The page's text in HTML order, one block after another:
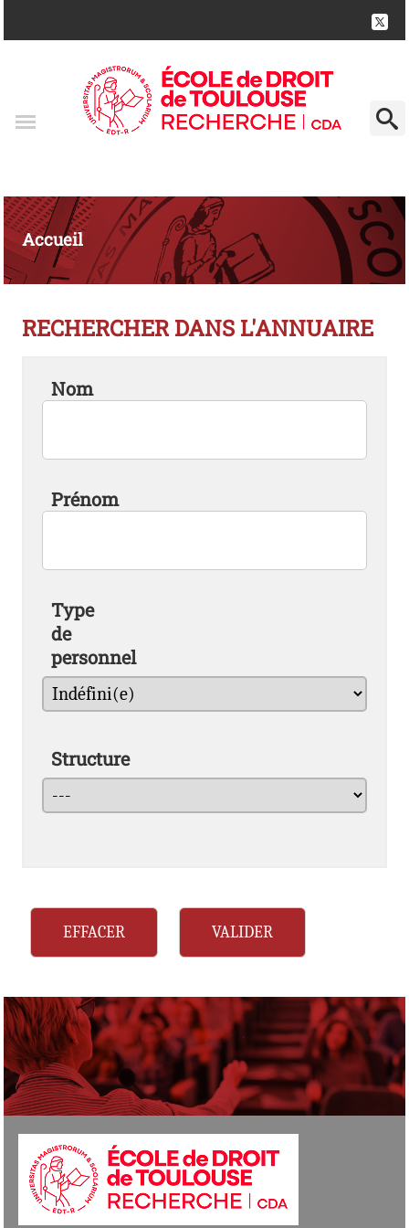
Accueil
RECHERCHER DANS L'ANNUAIRE
Nom
Prénom
Type
de
personnel
Structure